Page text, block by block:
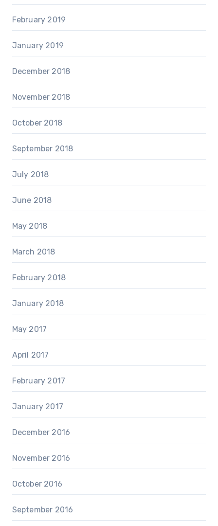
February 2019
January 2019
December 2018
November 2018
October 2018
September 2018
July 2018
June 2018
May 2018
March 2018
February 2018
January 2018
May 2017
April 2017
February 2017
January 2017
December 2016
November 2016
October 2016
September 2016